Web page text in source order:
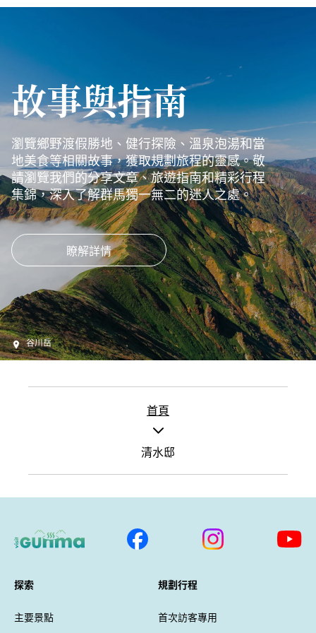
故事與指南
瀏覽鄉野渡假勝地、健行探險、溫泉泡湯和當
地美食等相關故事，獲取規劃旅程的靈感。敬
請瀏覽我們的分享文章、旅遊指南和精彩行程
集錦，深入了解群馬獨一無二的迷人之處。
瞭解詳情
谷川岳
首頁
清水邸
探索
主要景點
規劃行程
首次訪客專用